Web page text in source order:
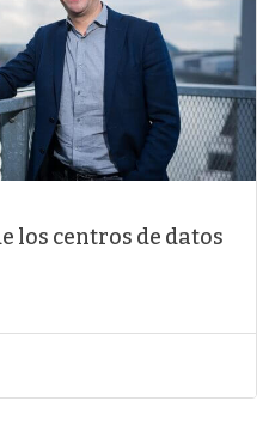
los centros de datos